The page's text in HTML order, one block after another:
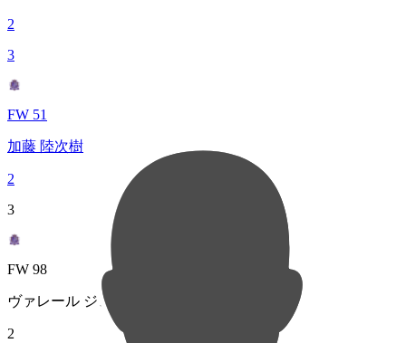
2
3
FW 51
加藤 陸次樹
2
3
FW 98
ヴァレール ジェルマン
2